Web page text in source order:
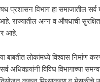
विभाग हा समाजातील सर्व
राज्यातील अन्न व औषधाची
आहे.
लोकांमध्ये विश्वास निर्माण
अधिकार्‍यांनी विविध विभागाच्या